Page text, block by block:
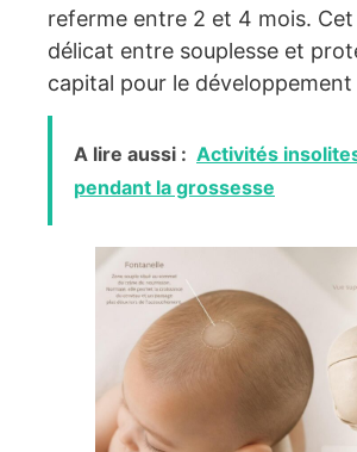
referme entre 2 et 4 mois.
délicat entre souplesse et
capital pour le
A lire aussi : Activités
pendant la grossesse